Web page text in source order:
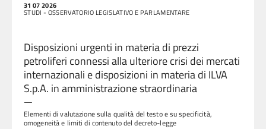
31 07 2026
STUDI - OSSERVATORIO LEGISLATIVO E PARLAMENTARE
Disposizioni urgenti in materia di prezzi
petroliferi connessi alla ulteriore crisi dei mercati
internazionali e disposizioni in materia di ILVA
S.p.A. in amministrazione straordinaria
—
Elementi di valutazione sulla qualità del testo e su specificità,
omogeneità e limiti di contenuto del decreto-legge